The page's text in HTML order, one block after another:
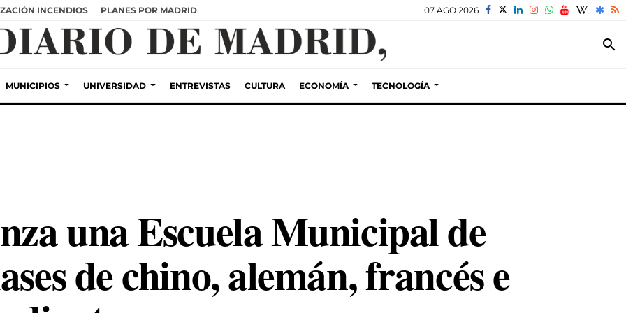
INCENDIOS PLANES POR MADRID 07 AGO 2026
search
MUNICIPIOS UNIVERSIDAD ENTREVISTAS CULTURA ECONOMÍA TECNOLOGÍA
una Escuela Municipal de
de chino, alemán, francés e